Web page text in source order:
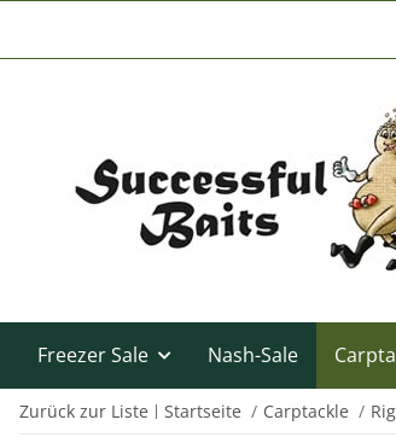
Freezer Sale Nash-Sale
Zurück zur Liste Startseite Carptackle